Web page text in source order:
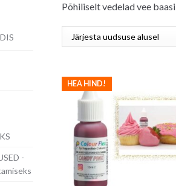
Põhiliselt vedelad vee
HEA HIND!
-